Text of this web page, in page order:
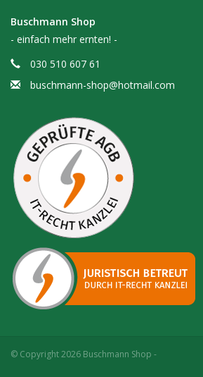
Buschmann Shop
- einfach mehr ernten! -
030 510 607 61
buschmann-shop@hotmail.com
© Copyright 2026 Buschmann Shop -